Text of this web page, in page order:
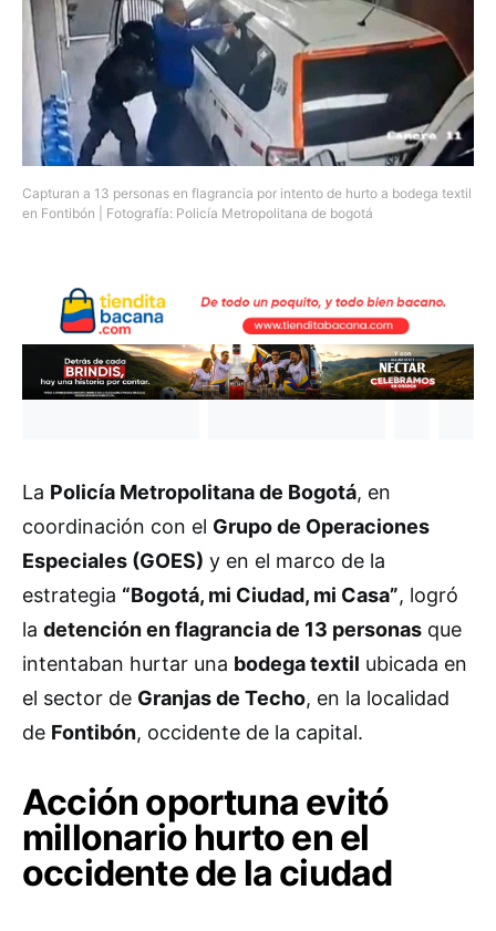
Capturan a 13 personas en flagrancia por intento de hurto a bodega textil
en Fontibón | Fotografía: Policía Metropolitana de bogotá
La Policía Metropolitana de Bogotá, en
coordinación con el Grupo de Operaciones
Especiales (GOES) y en el marco de la
estrategia “Bogotá, mi Ciudad, mi Casa”, logró
la detención en flagrancia de 13 personas que
intentaban hurtar una bodega textil ubicada en
el sector de Granjas de Techo, en la localidad
de Fontibón, occidente de la capital.
Acción oportuna evitó
millonario hurto en el
occidente de la ciudad